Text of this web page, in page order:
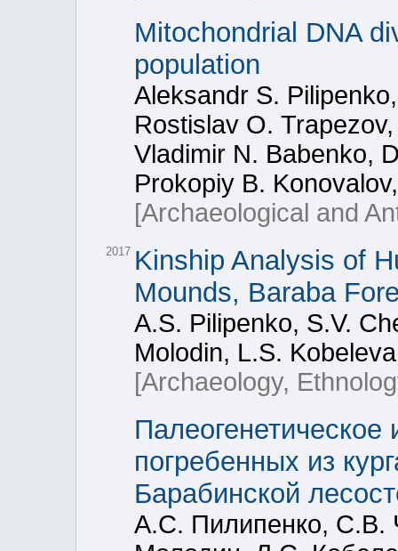
Mitochondrial DNA
population
Aleksandr S.
Rostislav O.
Vladimir N. Babenko,
Prokopiy B.
[Archaeological and
2017 Kinship Analysis of
Mounds, Baraba
A.S. Pilipenko, S.V.
Molodin, L.S.
[Archaeology,
Палеогенетическое
погребенных из
Барабинской
А.С. Пилипенко, С.В.